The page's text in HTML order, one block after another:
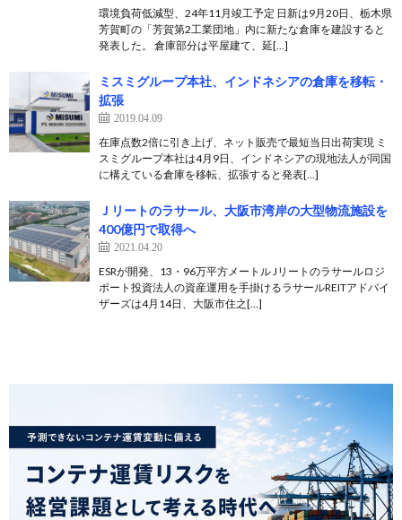
環境負荷低減型、24年11月竣工予定 日新は9月20日、栃木県
芳賀町の「芳賀第2工業団地」内に新たな倉庫を建設すると
発表した。 倉庫部分は平屋建て、延[…]
ミスミグループ本社、インドネシアの倉庫を移転・
拡張
2019.04.09
在庫点数2倍に引き上げ、ネット販売で最短当日出荷実現 ミ
スミグループ本社は4月9日、インドネシアの現地法人が同国
に構えている倉庫を移転、拡張すると発表[…]
Ｊリートのラサール、大阪市湾岸の大型物流施設を
400億円で取得へ
2021.04.20
ESRが開発、13・96万平方メートル Jリートのラサールロジ
ポート投資法人の資産運用を手掛けるラサールREITアドバイ
ザーズは4月14日、大阪市住之[…]